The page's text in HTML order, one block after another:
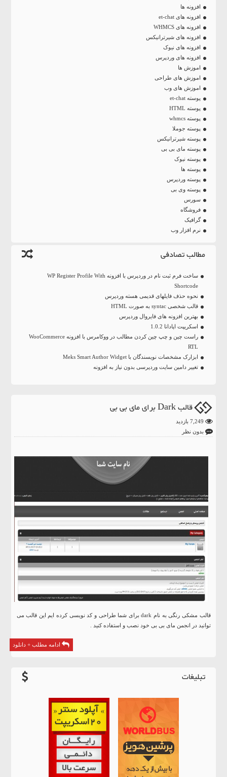
افزونه ها
افزونه های et-chat
افزونه های WHMCS
افزونه های شیرترانیکس
افزونه های نیوک
افزونه های وردپرس
اموزش ها
اموزش های طراحی
اموزش های وب
پوسته et-chat
پوسته HTML
پوسته whmcs
پوسته جوملا
پوسته شیرترانیکس
پوسته مای بی بی
پوسته نیوک
پوسته ها
پوسته وردپرس
پوسته وی بی
سورس
فروشگاه
گرافیک
نرم افزار وب
مطالب تصادفی
ساخت فرم ثبت نام در وردپرس با افزونه WP Register Profile With
Shortcode
نحوه حذف فایلهای قدیمی هسته وردپرس
قالب شخصی syntac به صورت HTML
بهترین افزونه های فایروال وردپرس
اسکریپت اپادانا 1.0.2
راست چین و چپ چین کردن مطالب در ووکامرس با افزونه WooCommerce
RTL
ابزارک مشخصات نویسندگان با Meks Smart Author Widget
تغییر دامین سایت وردپرسی بدون نیاز به افزونه
قالب Dark برای مای بی بی
بدون نظر
قالب مشکی رنگی به نام dark برای شما طراحی و کد نویسی کرده ایم این قالب می
توانید در انجمن مای بی بی خود نصب و استفاده کنید .
ادامه مطلب + دانلود
تبلیغات